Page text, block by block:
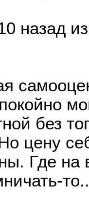
назад
без
Но цену
Где